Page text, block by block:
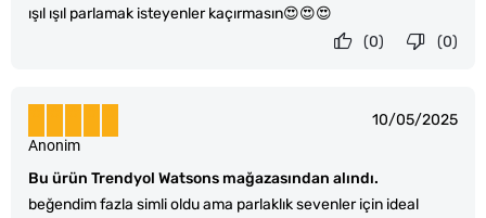
ışıl ışıl parlamak isteyenler kaçırmasın😍😍😍
(0)
(0)
10/05/2025
Bu ürün Trendyol Watsons mağazasından alındı.
beğendim fazla simli oldu ama parlaklık sevenler için ideal
Anonim